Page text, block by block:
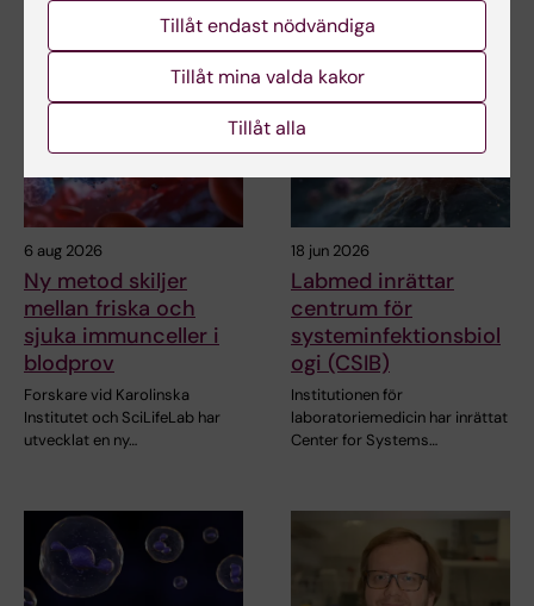
Relaterade artiklar
6 aug 2026
Ny metod skiljer
mellan friska och
sjuka immunceller i
blodprov
Forskare vid Karolinska
Institutet och SciLifeLab har
utvecklat en ny…
18 jun 2026
Labmed inrättar
centrum för
systeminfektionsbiol
ogi (CSIB)
Institutionen för
laboratoriemedicin har inrättat
Center for Systems…
Tillåt endast nödvändiga
Tillåt mina valda kakor
Tillåt alla